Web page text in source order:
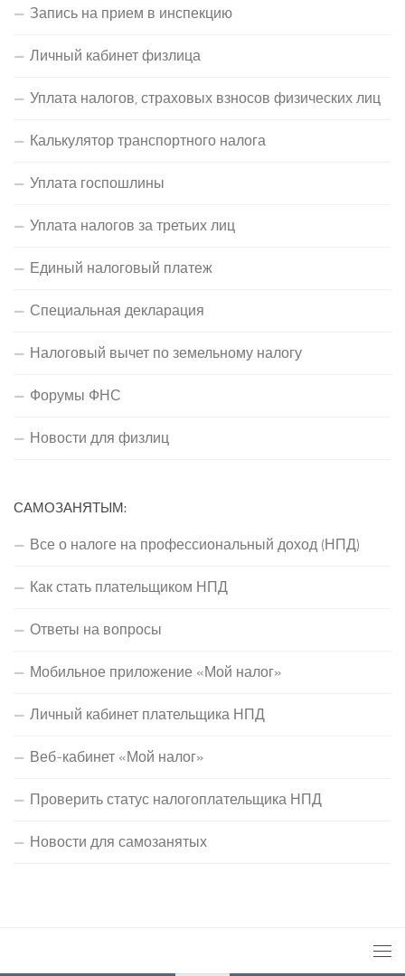
Запись на прием в инспекцию
Личный кабинет физлица
Уплата налогов, страховых взносов физических лиц
Калькулятор транспортного налога
Уплата госпошлины
Уплата налогов за третьих лиц
Единый налоговый платеж
Специальная декларация
Налоговый вычет по земельному налогу
Форумы ФНС
Новости для физлиц
САМОЗАНЯТЫМ:
Все о налоге на профессиональный доход (НПД)
Как стать плательщиком НПД
Ответы на вопросы
Мобильное приложение «Мой налог»
Личный кабинет плательщика НПД
Веб-кабинет «Мой налог»
Проверить статус налогоплательщика НПД
Новости для самозанятых